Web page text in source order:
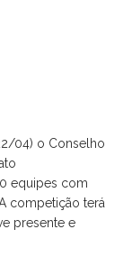
04) o Conselho
equipes com
competição terá
presente e